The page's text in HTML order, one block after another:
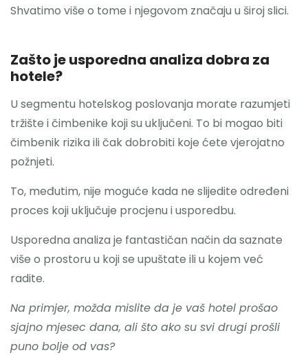
Shvatimo više o tome i njegovom značaju u široj slici.
Zašto je usporedna analiza dobra za
hotele?
U segmentu hotelskog poslovanja morate razumjeti
tržište i čimbenike koji su uključeni. To bi mogao biti
čimbenik rizika ili čak dobrobiti koje ćete vjerojatno
požnjeti.
To, međutim, nije moguće kada ne slijedite određeni
proces koji uključuje procjenu i usporedbu.
Usporedna analiza je fantastičan način da saznate
više o prostoru u koji se upuštate ili u kojem već
radite.
Na primjer, možda mislite da je vaš hotel prošao
sjajno mjesec dana, ali što ako su svi drugi prošli
puno bolje od vas?